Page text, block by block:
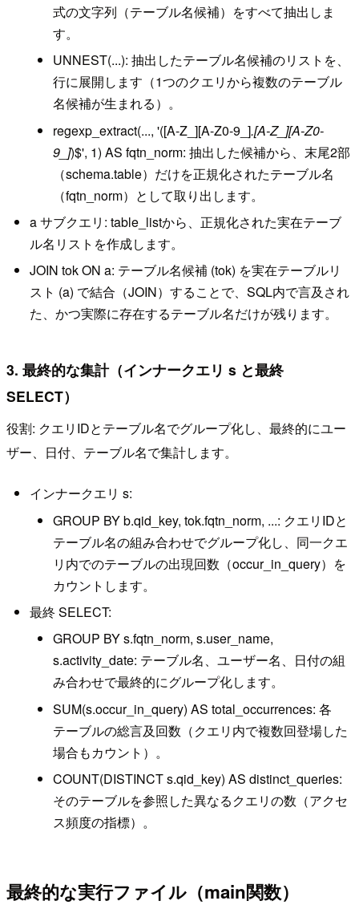
式の文字列（テーブル名候補）をすべて抽出しま
す。
UNNEST(...): 抽出したテーブル名候補のリストを、
行に展開します（1つのクエリから複数のテーブル
名候補が生まれる）。
regexp_extract(..., '([A-Z_][A-Z0-9_].[A-Z_][A-Z0-
9_])$', 1) AS fqtn_norm: 抽出した候補から、末尾2部
（schema.table）だけを正規化されたテーブル名
（fqtn_norm）として取り出します。
a サブクエリ: table_listから、正規化された実在テーブ
ル名リストを作成します。
JOIN tok ON a: テーブル名候補 (tok) を実在テーブルリ
スト (a) で結合（JOIN）することで、SQL内で言及され
た、かつ実際に存在するテーブル名だけが残ります。
3. 最終的な集計（インナークエリ s と最終
SELECT）
役割: クエリIDとテーブル名でグループ化し、最終的にユー
ザー、日付、テーブル名で集計します。
インナークエリ s:
GROUP BY b.qid_key, tok.fqtn_norm, ...: クエリIDと
テーブル名の組み合わせでグループ化し、同一クエ
リ内でのテーブルの出現回数（occur_in_query）を
カウントします。
最終 SELECT:
GROUP BY s.fqtn_norm, s.user_name,
s.activity_date: テーブル名、ユーザー名、日付の組
み合わせで最終的にグループ化します。
SUM(s.occur_in_query) AS total_occurrences: 各
テーブルの総言及回数（クエリ内で複数回登場した
場合もカウント）。
COUNT(DISTINCT s.qid_key) AS distinct_queries:
そのテーブルを参照した異なるクエリの数（アクセ
ス頻度の指標）。
最終的な実行ファイル（main関数）